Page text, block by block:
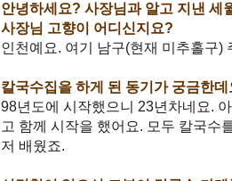
안녕하세요? 사장님과 알고 지낸 세
사장님 고향이 어디신지요?
인천예요. 여기 남구(현재 미추홀구)
칼국수집을 하게 된 동기가 궁금한
98년도에 시작했으니 23년차네요.
고 함께 시작을 했어요. 모두 칼국수
저 배웠죠.